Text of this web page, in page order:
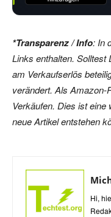
*Transparenz / Info: In
Links enthalten. Solltest
am Verkaufserlös
verändert. Als Amazon-
Verkäufen. Dies ist
neue Artikel entstehen
Hi,